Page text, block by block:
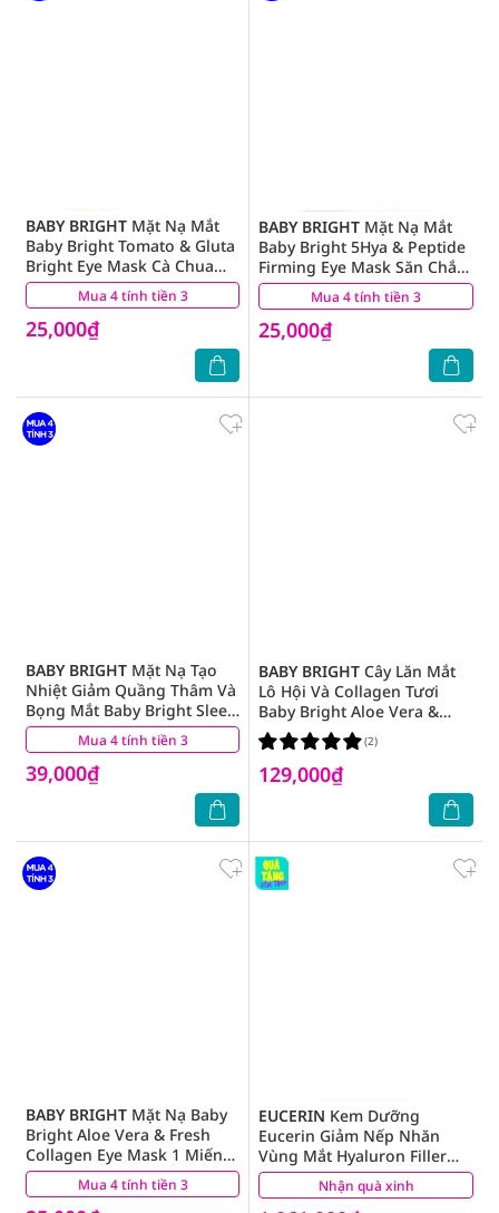
Mua 4 tính tiền 3
BABY BRIGHT Mặt Nạ Mắt
Baby Bright Tomato & Gluta
Bright Eye Mask Cà Chua
2.5g
25,000₫
(3) Mua 4 tính tiền 3
BABY BRIGHT Mặt Nạ Mắt
Baby Bright 5Hya & Peptide
Firming Eye Mask Săn Chắc
2.5g
25,000₫
(1)
Mua 4 tính tiền 3
BABY BRIGHT Mặt Nạ Tạo
Nhiệt Giảm Quầng Thâm Và
Bọng Mắt Baby Bright Sleep
Well Lavender Heating Eye
Mask
39,000₫
(7)
BABY BRIGHT Cây Lăn Mắt
Lô Hội Và Collagen Tươi
Baby Bright Aloe Vera &
Fresh Collagen Eye Roller
Serum 15ml
129,000₫
(2)
Mua 4 tính tiền 3
BABY BRIGHT Mặt Nạ Baby
Bright Aloe Vera & Fresh
Collagen Eye Mask 1 Miếng
2.5g
(0) Nhận quà xinh
EUCERIN Kem Dưỡng
Eucerin Giảm Nếp Nhăn
Vùng Mắt Hyaluron Filler
Eye Cream SPF15 15ml
(2)